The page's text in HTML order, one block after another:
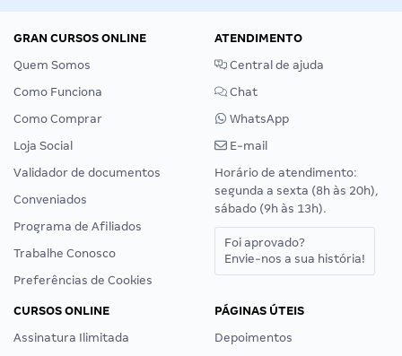
GRAN CURSOS ONLINE
Quem Somos
Como Funciona
Como Comprar
Loja Social
Validador de documentos
Conveniados
Programa de Afiliados
Trabalhe Conosco
Preferências de Cookies
ATENDIMENTO
Central de ajuda
Chat
WhatsApp
E-mail
Horário de atendimento:
segunda a sexta (8h às 20h),
sábado (9h às 13h).
Foi aprovado?
Envie-nos a sua história!
CURSOS ONLINE
Assinatura Ilimitada
PÁGINAS ÚTEIS
Depoimentos